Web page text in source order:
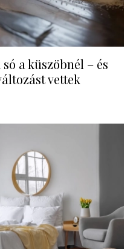
a küszöbnél – és
vettek